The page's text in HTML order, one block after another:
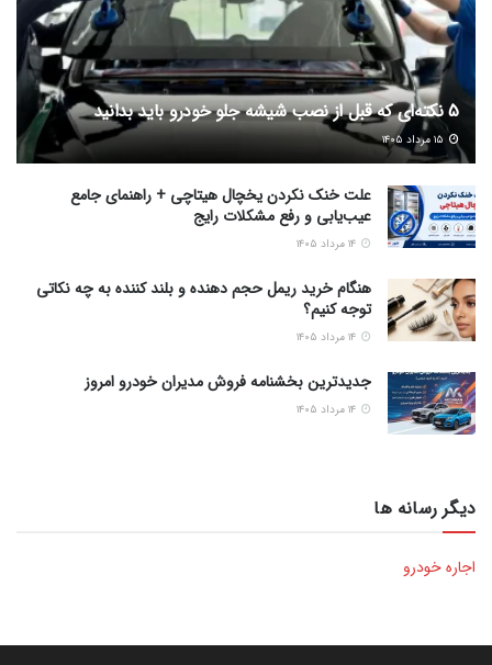
5 نکته‌ای که قبل از نصب شیشه جلو خودرو باید بدانید
علت خنک نکردن یخچال هیتاچی + راهنمای جامع
عیب‌یابی و رفع مشکلات رایج
هنگام خرید ریمل حجم دهنده و بلند کننده به چه نکاتی
توجه کنیم؟
جدیدترین بخشنامه فروش مدیران خودرو امروز
دیگر رسانه ها
اجاره خودرو